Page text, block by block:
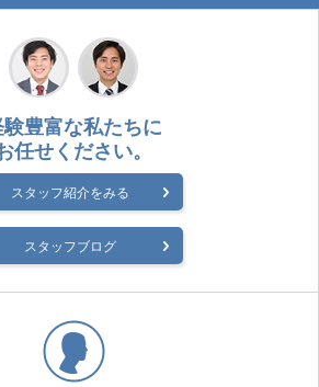
豊富な私たちに
任せください。
スタッフ紹介をみる
スタッフブログ